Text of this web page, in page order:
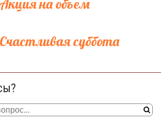
Акция на объем
Счастливая суббота